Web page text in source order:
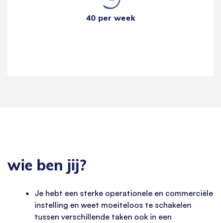
40 per week
wie ben jij?
Je hebt een sterke operationele en commerciële
instelling en weet moeiteloos te schakelen
tussen verschillende taken ook in een